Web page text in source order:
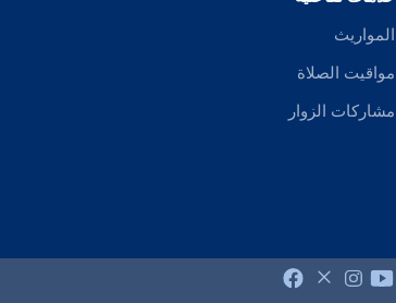
المواريث
مواقيت الصلاة
مشاركات الزوار